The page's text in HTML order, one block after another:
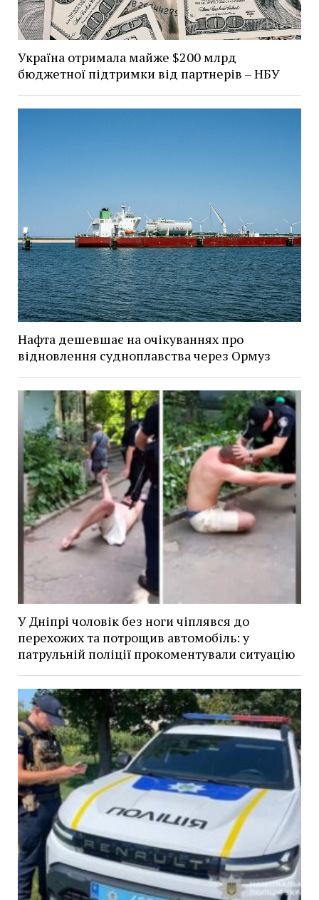
Україна отримала майже $200 млрд
бюджетної підтримки від партнерів – НБУ
Нафта дешевшає на очікуваннях про
відновлення судноплавства через Ормуз
У Дніпрі чоловік без ноги чіплявся до
перехожих та потрощив автомобіль: у
патрульній поліції прокоментували ситуацію